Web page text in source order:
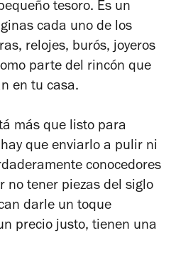
tesoro. Es un
cada uno de los
relojes, burós, joyeros
parte del rincón que
en tu casa.
más que listo para
que enviarlo a pulir ni
conocedores
no tener piezas del siglo
darle un toque
precio justo, tienen una